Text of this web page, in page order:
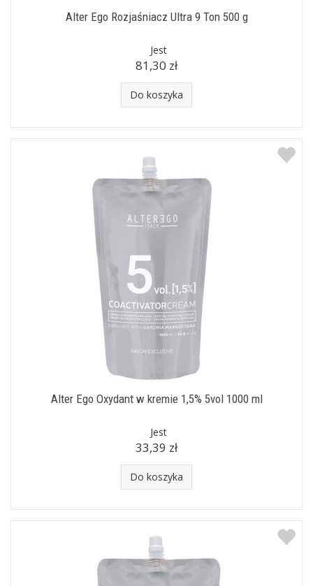
Alter Ego Rozjaśniacz Ultra 9 Ton 500 g
Jest
81,30 zł
Do koszyka
Alter Ego Oxydant w kremie 1,5% 5vol 1000 ml
Jest
33,39 zł
Do koszyka